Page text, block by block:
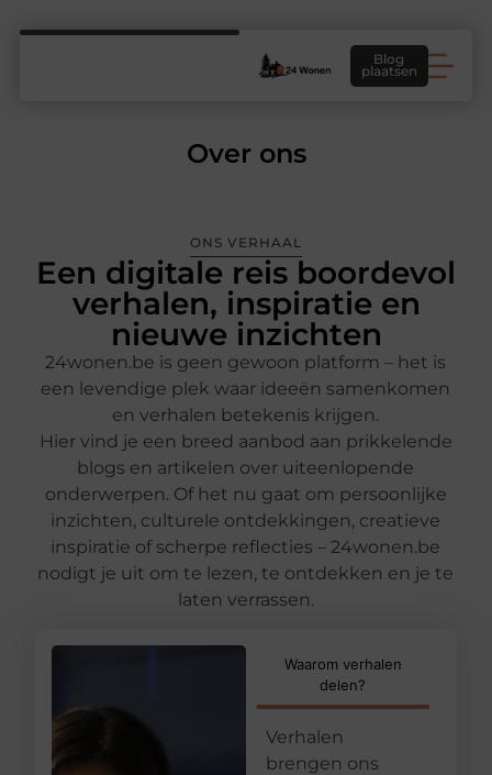
Blog
plaatsen
Over ons
ONS VERHAAL
Een digitale reis boordevol
verhalen, inspiratie en
nieuwe inzichten
24wonen.be is geen gewoon platform – het is
een levendige plek waar ideeën samenkomen
en verhalen betekenis krijgen.
Hier vind je een breed aanbod aan prikkelende
blogs en artikelen over uiteenlopende
onderwerpen. Of het nu gaat om persoonlijke
inzichten, culturele ontdekkingen, creatieve
inspiratie of scherpe reflecties – 24wonen.be
nodigt je uit om te lezen, te ontdekken en je te
laten verrassen.
Waarom verhalen
delen?
Verhalen
brengen ons